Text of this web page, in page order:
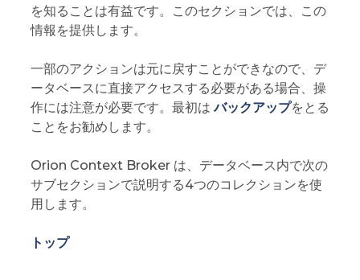
を知ることは有益です。このセクションでは、この
情報を提供します。
一部のアクションは元に戻すことができなので、デ
ータベースに直接アクセスする必要がある場合、操
作には注意が必要です。最初はバックアップをとる
ことをお勧めします。
Orion Context Broker は、データベース内で次の
サブセクションで説明する4つのコレクションを使
用します。
トップ